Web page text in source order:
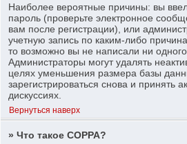
Наиболее вероятные причины: вы
пароль (проверьте электронное
вам после регистрации), или
учетную запись по каким-либо
то возможно вы не написали ни
Администраторы могут удалять
целях уменьшения размера базы
зарегистрироваться снова и принять
дискуссиях.
Вернуться наверх
» Что такое COPPA?